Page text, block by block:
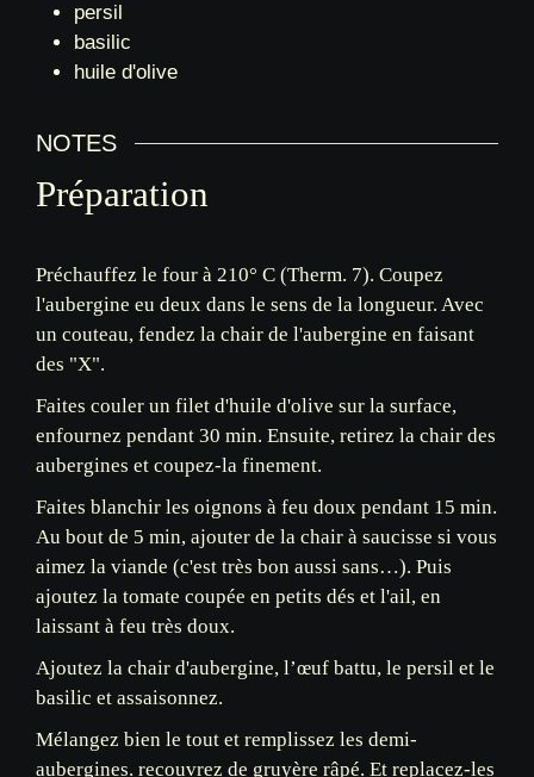
persil
basilic
huile d'olive
NOTES
Préparation
Préchauffez le four à 210° C (Therm. 7). Coupez
l'aubergine eu deux dans le sens de la longueur. Avec
un couteau, fendez la chair de l'aubergine en faisant
des "X".
Faites couler un filet d'huile d'olive sur la surface,
enfournez pendant 30 min. Ensuite, retirez la chair des
aubergines et coupez-la finement.
Faites blanchir les oignons à feu doux pendant 15 min.
Au bout de 5 min, ajouter de la chair à saucisse si vous
aimez la viande (c'est très bon aussi sans…). Puis
ajoutez la tomate coupée en petits dés et l'ail, en
laissant à feu très doux.
Ajoutez la chair d'aubergine, l’œuf battu, le persil et le
basilic et assaisonnez.
Mélangez bien le tout et remplissez les demi-
aubergines. recouvrez de gruyère râpé. Et replacez-les